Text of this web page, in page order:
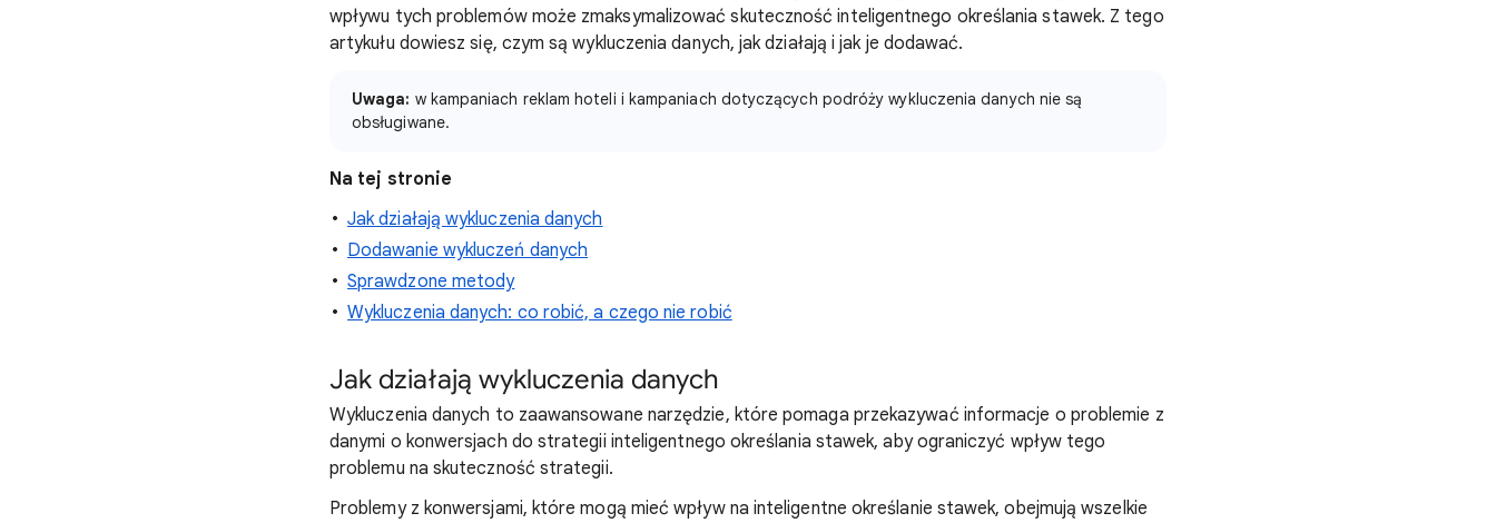
wpływu tych problemów może zmaksymalizować skuteczność inteligentnego określania stawek. Z tego
artykułu dowiesz się, czym są wykluczenia danych, jak działają i jak je dodawać.
Uwaga: w kampaniach reklam hoteli i kampaniach dotyczących podróży wykluczenia danych nie są
obsługiwane.
Na tej stronie
Jak działają wykluczenia danych
Dodawanie wykluczeń danych
Sprawdzone metody
Wykluczenia danych: co robić, a czego nie robić
Jak działają wykluczenia danych
Wykluczenia danych to zaawansowane narzędzie, które pomaga przekazywać informacje o problemie z
danymi o konwersjach do strategii inteligentnego określania stawek, aby ograniczyć wpływ tego
problemu na skuteczność strategii.
Problemy z konwersjami, które mogą mieć wpływ na inteligentne określanie stawek, obejmują wszelkie